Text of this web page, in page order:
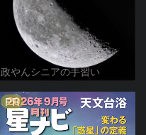
政やんシニアの手習い
PR